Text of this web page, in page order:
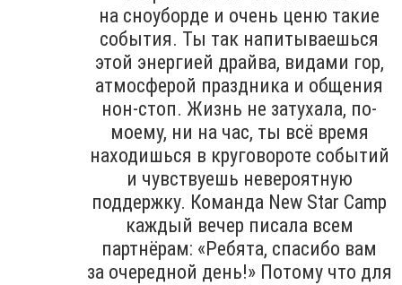
на сноуборде и очень ценю такие
события. Ты так напитываешься
этой энергией драйва, видами гор,
атмосферой праздника и общения
нон-стоп. Жизнь не затухала, по-
моему, ни на час, ты всё время
находишься в круговороте событий
и чувствуешь невероятную
поддержку. Команда New Star Camp
каждый вечер писала всем
партнёрам: «Ребята, спасибо вам
за очередной день!» Потому что для